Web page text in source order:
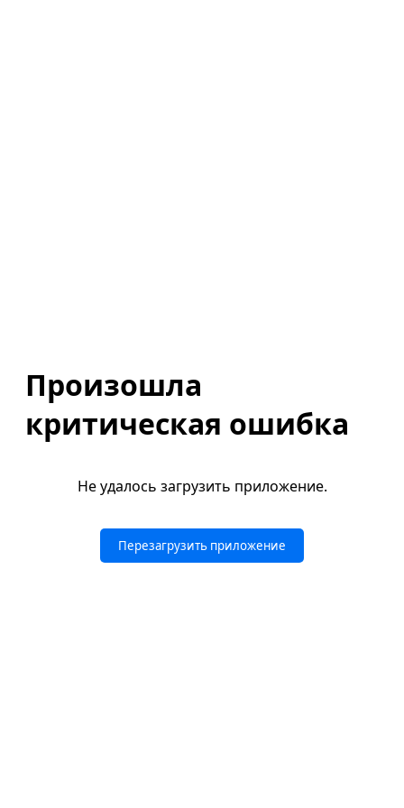
Произошла
критическая ошибка
Не удалось загрузить приложение.
Перезагрузить приложение